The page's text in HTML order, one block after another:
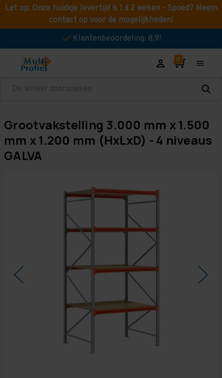
Let op: Onze huidige levertijd is 1 á 2 weken - Spoed? Neem
contact op voor de mogelijkheden!
Klantenbeoordeling: 8,9!
Zoeken
Grootvakstelling 3.000 mm x 1.500
mm x 1.200 mm (HxLxD) - 4 niveaus
GALVA